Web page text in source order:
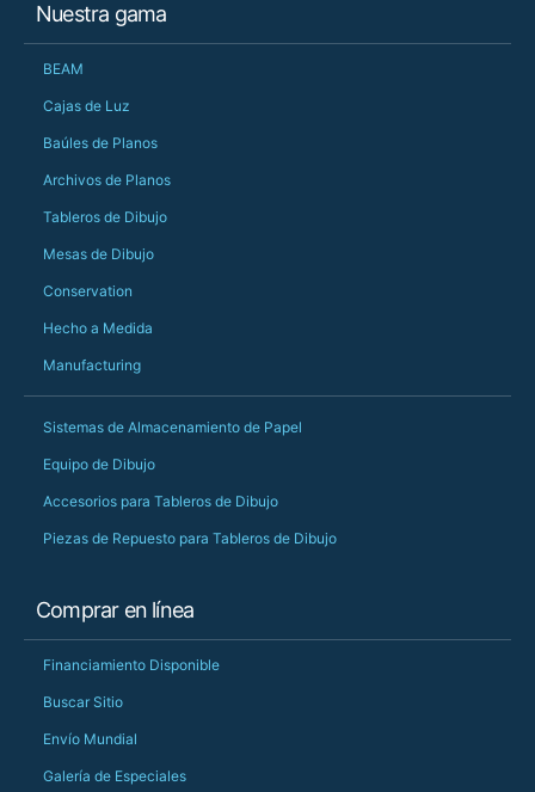
Nuestra gama
BEAM
Cajas de Luz
Baúles de Planos
Archivos de Planos
Tableros de Dibujo
Mesas de Dibujo
Conservation
Hecho a Medida
Manufacturing
Sistemas de Almacenamiento de Papel
Equipo de Dibujo
Accesorios para Tableros de Dibujo
Piezas de Repuesto para Tableros de Dibujo
Comprar en línea
Financiamiento Disponible
Buscar Sitio
Envío Mundial
Galería de Especiales